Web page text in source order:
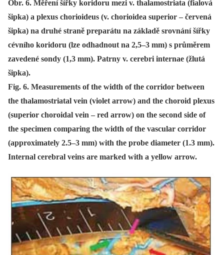
Obr. 6. Měření šířky koridoru mezi v. thalamostriata (fialová
šipka) a plexus chorioideus (v. chorioidea superior – červená
šipka) na druhé straně preparátu na základě srovnání šířky
cévního koridoru (lze odhadnout na 2,5–3 mm) s průměrem
zavedené sondy (1,3 mm). Patrny v. cerebri internae (žlutá
šipka).
Fig. 6. Measurements of the width of the corridor between
the thalamostriatal vein (violet arrow) and the choroid plexus
(superior choroidal vein – red arrow) on the second side of
the specimen comparing the width of the vascular corridor
(approximately 2.5–3 mm) with the probe diameter (1.3 mm).
Internal cerebral veins are marked with a yellow arrow.